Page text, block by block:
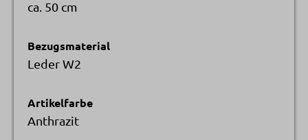
ca. 50 cm
Bezugsmaterial
Leder W2
Artikelfarbe
Anthrazit